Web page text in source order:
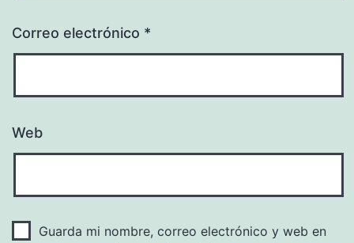
Correo electrónico *
Web
Guarda mi nombre, correo electrónico y web en